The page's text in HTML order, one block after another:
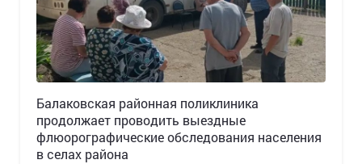
Балаковская районная поликлиника
продолжает проводить выездные
флюорографические обследования населения
в селах района